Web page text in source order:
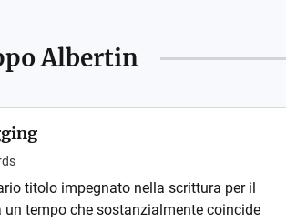
Albertin
titolo impegnato nella scrittura per il
un tempo che sostanzialmente coincide